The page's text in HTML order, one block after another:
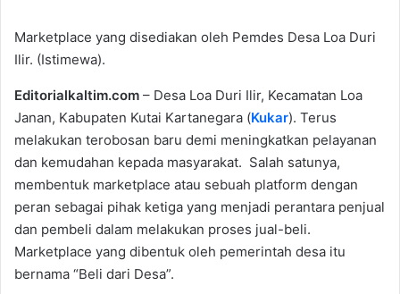
Marketplace yang disediakan oleh Pemdes Desa Loa Duri
Ilir. (Istimewa).
Editorialkaltim.com – Desa Loa Duri Ilir, Kecamatan Loa
Janan, Kabupaten Kutai Kartanegara (Kukar). Terus
melakukan terobosan baru demi meningkatkan pelayanan
dan kemudahan kepada masyarakat. Salah satunya,
membentuk marketplace atau sebuah platform dengan
peran sebagai pihak ketiga yang menjadi perantara penjual
dan pembeli dalam melakukan proses jual-beli.
Marketplace yang dibentuk oleh pemerintah desa itu
bernama “Beli dari Desa”.